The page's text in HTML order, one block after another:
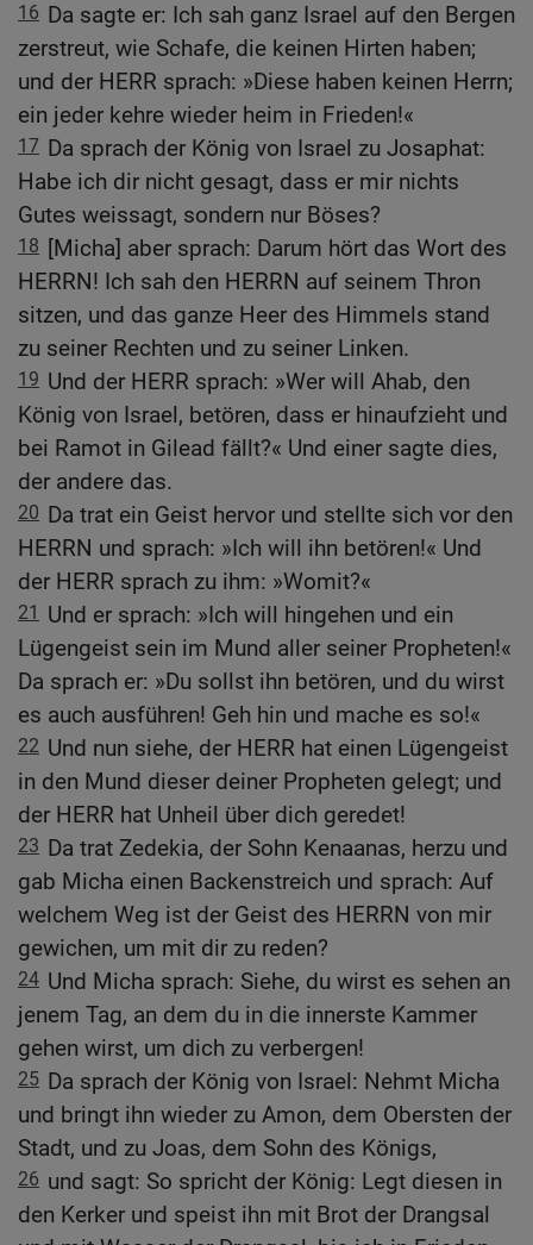
16 Da sagte er: Ich sah ganz Israel auf den Bergen
zerstreut, wie Schafe, die keinen Hirten haben;
und der HERR sprach: »Diese haben keinen Herrn;
ein jeder kehre wieder heim in Frieden!«
17 Da sprach der König von Israel zu Josaphat:
Habe ich dir nicht gesagt, dass er mir nichts
Gutes weissagt, sondern nur Böses?
18 [Micha] aber sprach: Darum hört das Wort des
HERRN! Ich sah den HERRN auf seinem Thron
sitzen, und das ganze Heer des Himmels stand
zu seiner Rechten und zu seiner Linken.
19 Und der HERR sprach: »Wer will Ahab, den
König von Israel, betören, dass er hinaufzieht und
bei Ramot in Gilead fällt?« Und einer sagte dies,
der andere das.
20 Da trat ein Geist hervor und stellte sich vor den
HERRN und sprach: »Ich will ihn betören!« Und
der HERR sprach zu ihm: »Womit?«
21
Und er sprach: »Ich will hingehen und ein
Lügengeist sein im Mund aller seiner Propheten!«
Da sprach er: »Du sollst ihn betören, und du wirst
es auch ausführen! Geh hin und mache es so!«
22 Und nun siehe, der HERR hat einen Lügengeist
in den Mund dieser deiner Propheten gelegt; und
der HERR hat Unheil über dich geredet!
23 Da trat Zedekia, der Sohn Kenaanas, herzu und
gab Micha einen Backenstreich und sprach: Auf
welchem Weg ist der Geist des HERRN von mir
gewichen, um mit dir zu reden?
24 Und Micha sprach: Siehe, du wirst es sehen an
jenem Tag, an dem du in die innerste Kammer
gehen wirst, um dich zu verbergen!
25 Da sprach der König von Israel: Nehmt Micha
und bringt ihn wieder zu Amon, dem Obersten der
Stadt, und zu Joas, dem Sohn des Königs,
26 und sagt: So spricht der König: Legt diesen in
den Kerker und speist ihn mit Brot der Drangsal